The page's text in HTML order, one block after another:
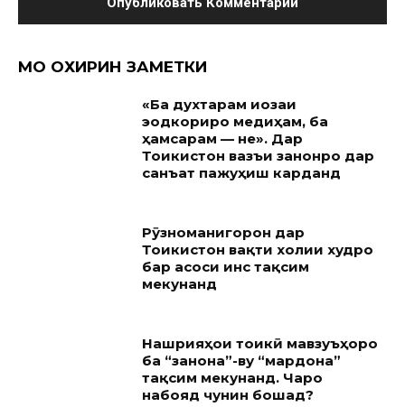
МО ОХИРИН ЗАМЕТКИ
«Ба духтарам иҷозаи
эҷодкориро медиҳам, ба
ҳамсарам — не». Дар
Тоҷикистон вазъи занонро дар
санъат пажуҳиш карданд
Рӯзноманигорон дар
Тоҷикистон вақти холии худро
бар асоси ҷинс тақсим
мекунанд
Нашрияҳои тоҷикӣ мавзуъҳоро
ба “занона”-ву “мардона”
тақсим мекунанд. Чаро
набояд чунин бошад?